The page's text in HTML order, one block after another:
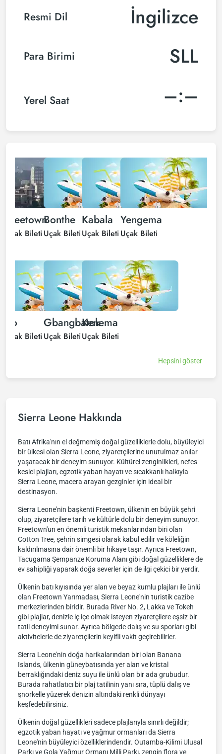
Resmi Dil İngilizce
Para Birimi SLL
Yerel Saat –:–
Freetown
Uçak Bileti
Bo
Uçak Bileti
Bonthe
Uçak Bileti
Gbangbatok
Uçak Bileti
Kabala
Uçak Bileti
Kenema
Uçak Bileti
Yengema
Uçak Bileti
Hepsini göster
Sierra Leone Hakkında
Batı Afrika'nın el değmemiş doğal güzelliklerle dolu, büyüleyici
bir ülkesi olan Sierra Leone, ziyaretçilerine unutulmaz anılar
yaşatacak bir deneyim sunuyor. Kültürel zenginlikleri, nefes
kesici plajları, egzotik yaban hayatı ve sıcakkanlı halkıyla
Sierra Leone, macera arayan gezginler için ideal bir
destinasyon.
Sierra Leone'nin başkenti Freetown, ülkenin en büyük şehri
olup, ziyaretçilere tarih ve kültürle dolu bir deneyim sunuyor.
Freetown'un en önemli turistik mekanlarından biri olan
Cotton Tree, şehrin simgesi olarak kabul edilir ve köleliğin
kaldırılmasına dair önemli bir hikaye taşır. Ayrıca Freetown,
Tacugama Şempanze Koruma Alanı gibi doğal güzelliklere de
ev sahipliği yaparak doğa severler için de ilgi çekici bir yerdir.
Ülkenin batı kıyısında yer alan ve beyaz kumlu plajları ile ünlü
olan Freetown Yarımadası, Sierra Leone'nin turistik cazibe
merkezlerinden biridir. Burada River No. 2, Lakka ve Tokeh
gibi plajlar, denizle iç içe olmak isteyen ziyaretçilere eşsiz bir
tatil deneyimi sunar. Ayrıca bölgede dalış ve su sporları gibi
aktivitelerle de ziyaretçilerin keyifli vakit geçirebilirler.
Sierra Leone'nin doğa harikalarından biri olan Banana
Islands, ülkenin güneybatısında yer alan ve kristal
berraklığındaki deniz suyu ile ünlü olan bir ada grubudur.
Burada rahatlatıcı bir plaj tatilinin yanı sıra, tüplü dalış ve
şnorkelle yüzerek denizin altındaki renkli dünyayı
keşfedebilirsiniz.
Ülkenin doğal güzellikleri sadece plajlarıyla sınırlı değildir;
egzotik yaban hayatı ve yağmur ormanları da Sierra
Leone'nin büyüleyici özelliklerindendir. Outamba-Kilimi Ulusal
Parkı ve Gola Yağmur Ormanı Milli Parkı, zengin flora ve